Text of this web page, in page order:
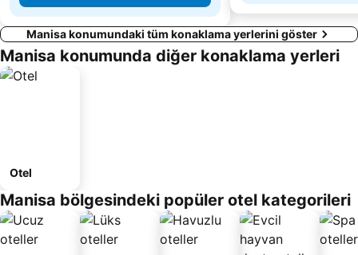
Manisa konumundaki tüm konaklama yerlerini göster
Manisa konumunda diğer konaklama yerleri
Otel
Manisa bölgesindeki popüler otel kategorileri